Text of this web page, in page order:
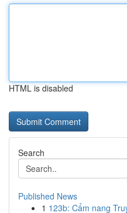
HTML is disabled
Search
Published News
1 123b: Cẩm nang